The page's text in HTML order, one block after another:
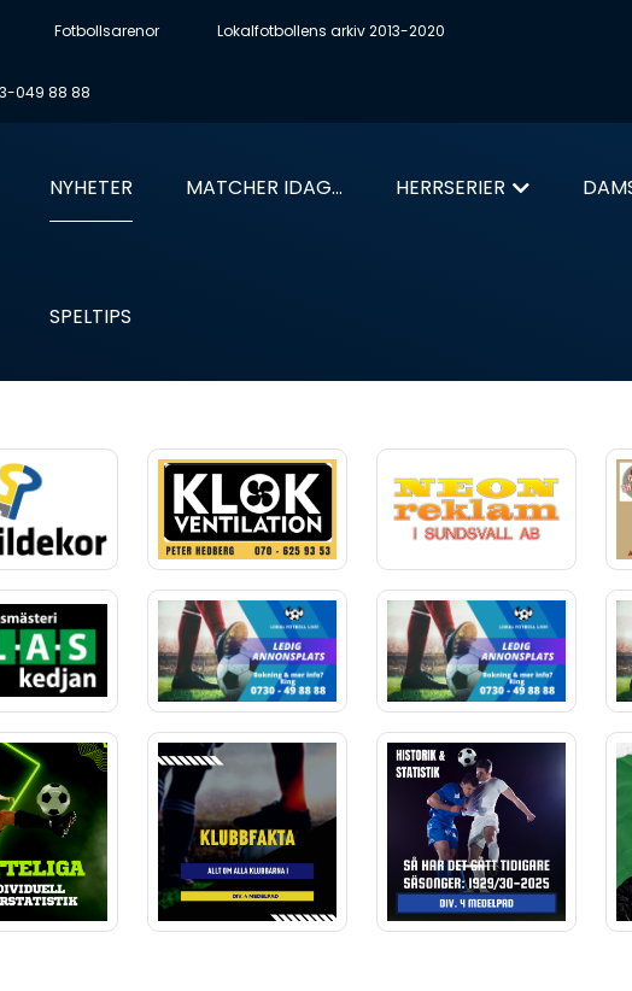
Fotbollsarenor Lokalfotbollens arkiv 2013-2020
049 88 88
NYHETER MATCHER IDAG... HERRSERIER
SPELTIPS